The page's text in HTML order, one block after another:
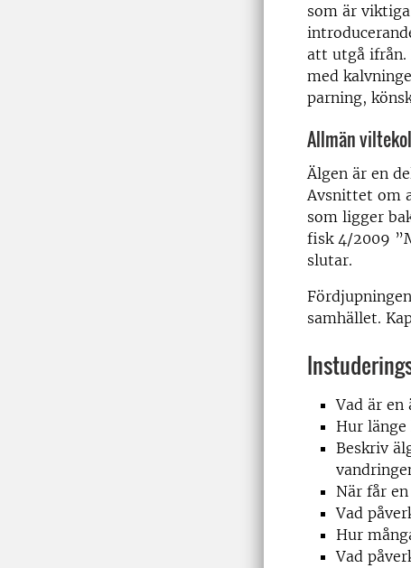
som är
att utgå ifrån.
med
parning,
Allmän
Älgen är en
Avsnittet om
som ligger
fisk 4/2009
slutar.
samhället.
Vad är en
Hur länge
Beskriv
När får
Vad
Hur
Vad